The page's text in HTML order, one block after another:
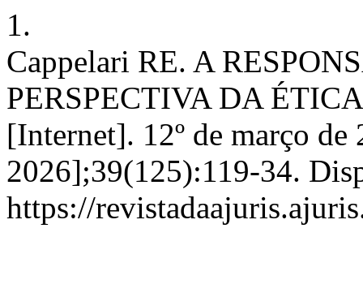
1.
Cappelari RE. A
PERSPECTIVA DA
[Internet]. 12º de março de
2026];39(125):119-34.
https://